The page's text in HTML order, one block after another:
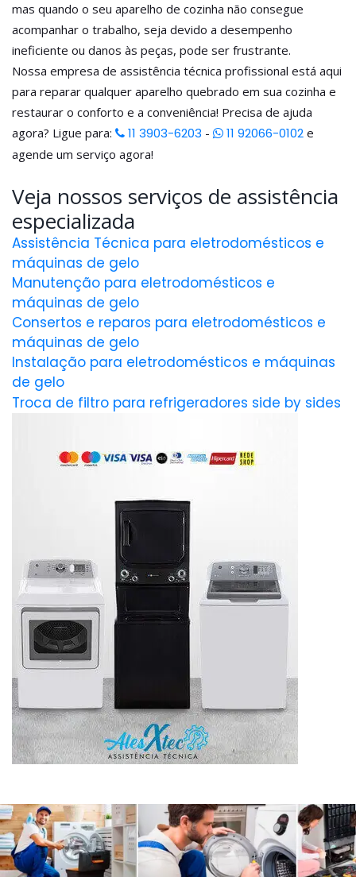
mas quando o seu aparelho de cozinha não consegue
acompanhar o trabalho, seja devido a desempenho
ineficiente ou danos às peças, pode ser frustrante.
Nossa empresa de assistência técnica profissional está aqui
para reparar qualquer aparelho quebrado em sua cozinha e
restaurar o conforto e a conveniência! Precisa de ajuda
agora? Ligue para:
11 3903-6203 - 11 92066-0102 e
agende um serviço agora!
Veja nossos serviços de assistência
especializada
Assistência Técnica para eletrodomésticos e
máquinas de gelo
Manutenção para eletrodomésticos e
máquinas de gelo
Consertos e reparos para eletrodomésticos e
máquinas de gelo
Instalação para eletrodomésticos e máquinas
de gelo
Troca de filtro para refrigeradores side by sides